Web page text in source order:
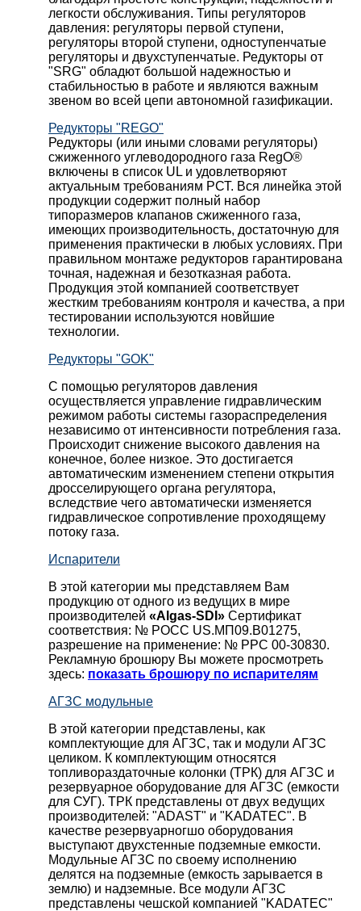
легкости обслуживания. Типы регуляторов
давления: регуляторы первой ступени,
регуляторы второй ступени, одноступенчатые
регуляторы и двухступенчатые. Редукторы от
"SRG" обладют большой надежностью и
стабильностью в работе и являются важным
звеном во всей цепи автономной газификации.
Редукторы "REGO"
Редукторы (или иными словами регуляторы)
сжиженного углеводородного газа RegO®
включены в список UL и удовлетворяют
актуальным требованиям РСТ. Вся линейка этой
продукции содержит полный набор
типоразмеров клапанов сжиженного газа,
имеющих производительность, достаточную для
применения практически в любых условиях. При
правильном монтаже редукторов гарантирована
точная, надежная и безотказная работа.
Продукция этой компанией соответствует
жестким требованиям контроля и качества, а при
тестировании используются новйшие
технологии.
Редукторы "GOK"
С помощью регуляторов давления
осуществляется управление гидравлическим
режимом работы системы газораспределения
независимо от интенсивности потребления газа.
Происходит снижение высокого давления на
конечное, более низкое. Это достигается
автоматическим изменением степени открытия
дросселирующего органа регулятора,
вследствие чего автоматически изменяется
гидравлическое сопротивление проходящему
потоку газа.
Испарители
В этой категории мы представляем Вам
продукцию от одного из ведущих в мире
производителей «Algas-SDI» Сертификат
соответствия: № РОСС US.МП09.В01275,
разрешение на применение: № РРС 00-30830.
Рекламную брошюру Вы можете просмотреть
здесь: показать брошюру по испарителям
АГЗС модульные
В этой категории представлены, как
комплектующие для АГЗС, так и модули АГЗС
целиком. К комплектующим относятся
топливораздаточные колонки (ТРК) для АГЗС и
резервуарное оборудование для АГЗС (емкости
для СУГ). ТРК представлены от двух ведущих
производителей: "ADAST" и "KADATEC". В
качестве резервуарногшо оборудования
выступают двухстенные подземные емкости.
Модульные АГЗС по своему исполнению
делятся на подземные (емкость зарывается в
землю) и надземные. Все модули АГЗС
представлены чешской компанией "KADATEC"